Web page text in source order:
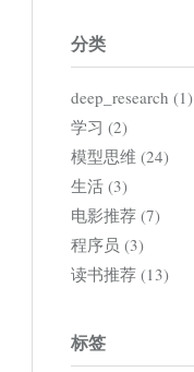
分类
deep_research (1)
学习 (2)
模型思维 (24)
生活 (3)
电影推荐 (7)
程序员 (3)
读书推荐 (13)
标签